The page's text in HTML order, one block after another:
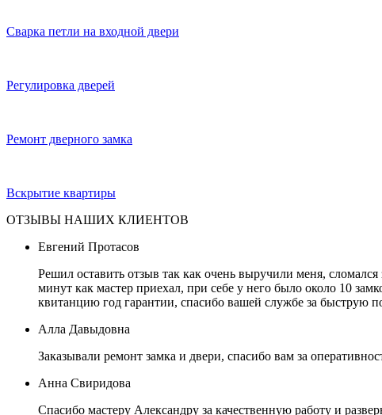
Сварка петли на входной двери
Регулировка дверей
Ремонт дверного замка
Вскрытие квартиры
ОТЗЫВЫ НАШИХ КЛИЕНТОВ
Евгений Протасов
Решил оставить отзыв так как очень выручили меня,
минут как мастер приехал, при себе у него было около 10
квитанцию год гарантии, спасибо вашей службе за быструю
Алла Давыдовна
Заказывали ремонт замка и двери, спасибо вам за
Анна Свиридова
Спасибо мастеру Александру за качественную работу и